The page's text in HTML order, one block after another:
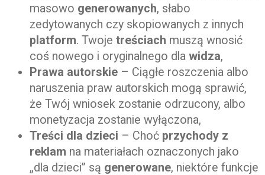
masowo generowanych, słabo
zedytowanych czy skopiowanych z innych
platform. Twoje treściach muszą wnosić
coś nowego i oryginalnego dla widza,
Prawa autorskie – Ciągłe roszczenia albo
naruszenia praw autorskich mogą sprawić,
że Twój wniosek zostanie odrzucony, albo
monetyzacja zostanie wyłączona,
Treści dla dzieci – Choć przychody z
reklam na materiałach oznaczonych jako
„dla dzieci” są generowane, niektóre funkcje